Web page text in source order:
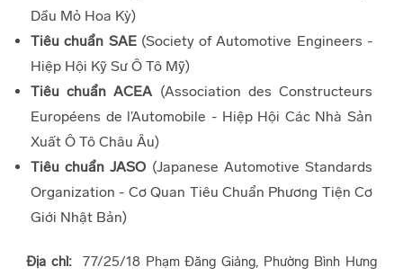
Dầu Mỏ Hoa Kỳ)
Tiêu chuẩn SAE(Society of Automotive Engineers -
Hiệp Hội Kỹ Sư Ô Tô Mỹ)
Tiêu chuẩn ACEA (Association des Constructeurs
Européens de l’Automobile - Hiệp Hội Các Nhà Sản
Xuất Ô Tô Châu Âu)
Tiêu chuẩn JASO (Japanese Automotive Standards
Organization - Cơ Quan Tiêu Chuẩn Phương Tiện Cơ
Giới Nhật Bản)
Địa chỉ:77/25/18 Phạm Đăng Giảng, Phường Bình Hưng